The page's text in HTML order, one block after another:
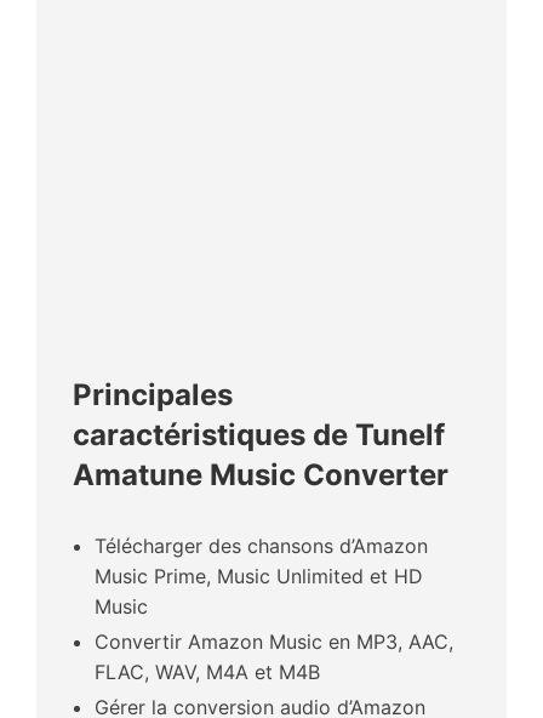
Principales
caractéristiques de Tunelf
Amatune Music Converter
Télécharger des chansons d’Amazon
Music Prime, Music Unlimited et HD
Music
Convertir Amazon Music en MP3, AAC,
FLAC, WAV, M4A et M4B
Gérer la conversion audio d’Amazon